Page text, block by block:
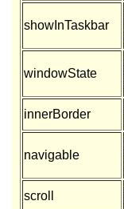
showInTaskbar
windowState
innerBorder
navigable
scroll